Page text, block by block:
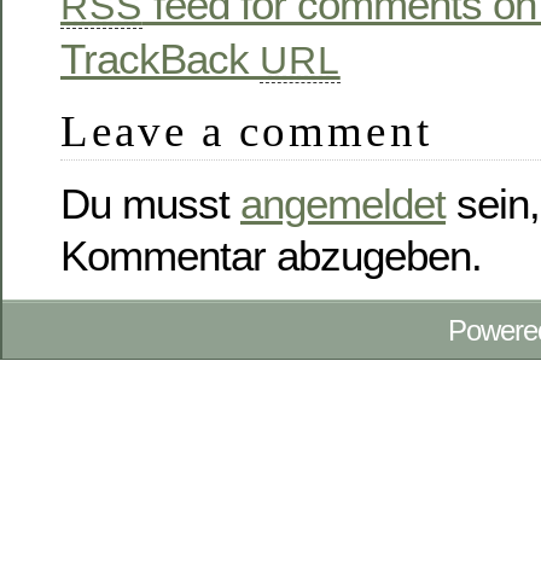
TrackBack URL
Leave a comment
Du musst angemeldet
Kommentar abzugeben.